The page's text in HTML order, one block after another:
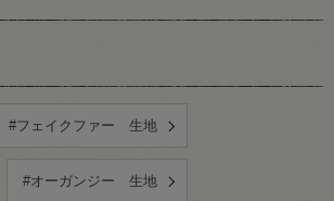
#フェイクファー 生地
#オーガンジー 生地